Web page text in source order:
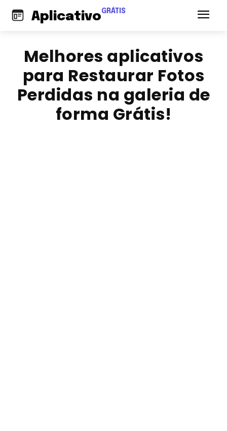
AplicativoGRÁTIS
Melhores aplicativos
para Restaurar Fotos
Perdidas na galeria de
forma Grátis!